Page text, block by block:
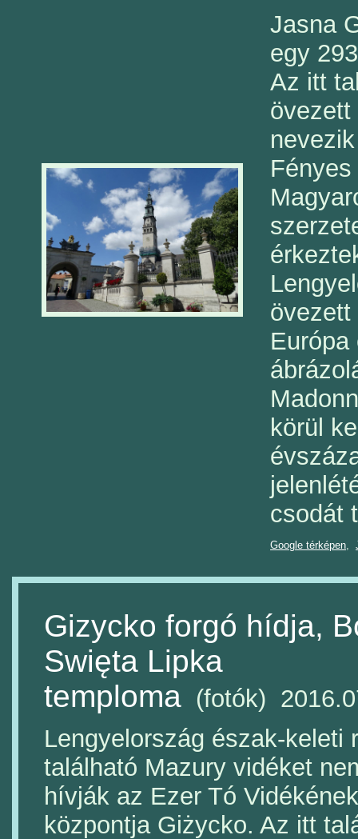
Jasna
egy
Az itt
övezett
övezett
körül
csodát
Google térképen,
Gizycko forgó hídja,
Swięta Lipka
temploma (fotók)
Lengyelország észak-keleti
található Mazury vidéket
hívják az Ezer Tó
központja Giżycko. Az itt